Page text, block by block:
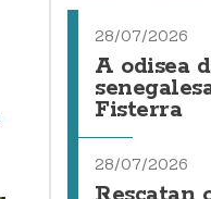
28/07/2026
A odisea
Fisterra
28/07/2026